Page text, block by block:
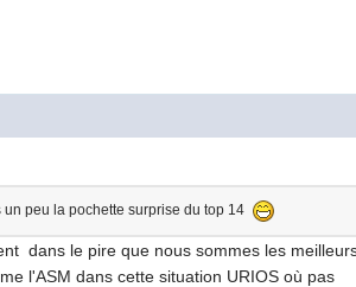
peu la pochette surprise du top 14
dans le pire que nous sommes les
l'ASM dans cette situation URIOS où pas